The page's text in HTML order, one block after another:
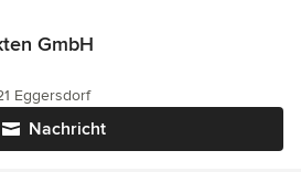
GmbH
Nachricht
Eggersdorf